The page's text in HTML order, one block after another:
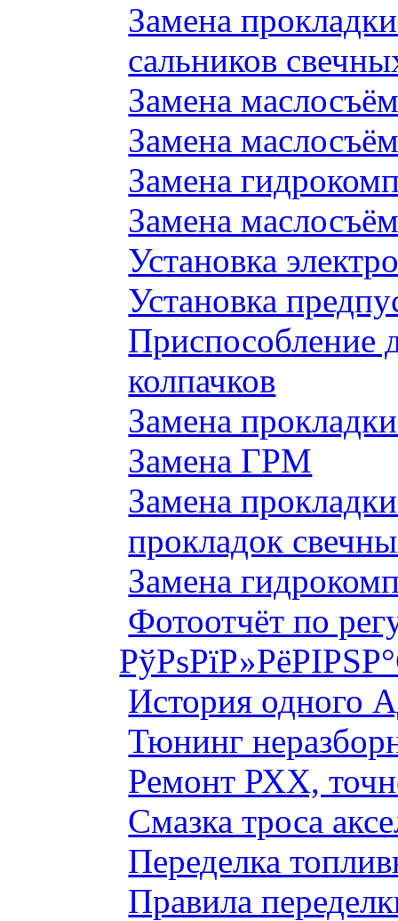
Замена
сальников
Замена
Замена
Замена
Замена
Установка
Установка
Приспособление
колпачков
Замена
Замена ГРМ
Замена
прокладок
Замена
Фотоотчёт по
История одного
Тюнинг
Ремонт РХХ,
Смазка троса
Переделка
Правила